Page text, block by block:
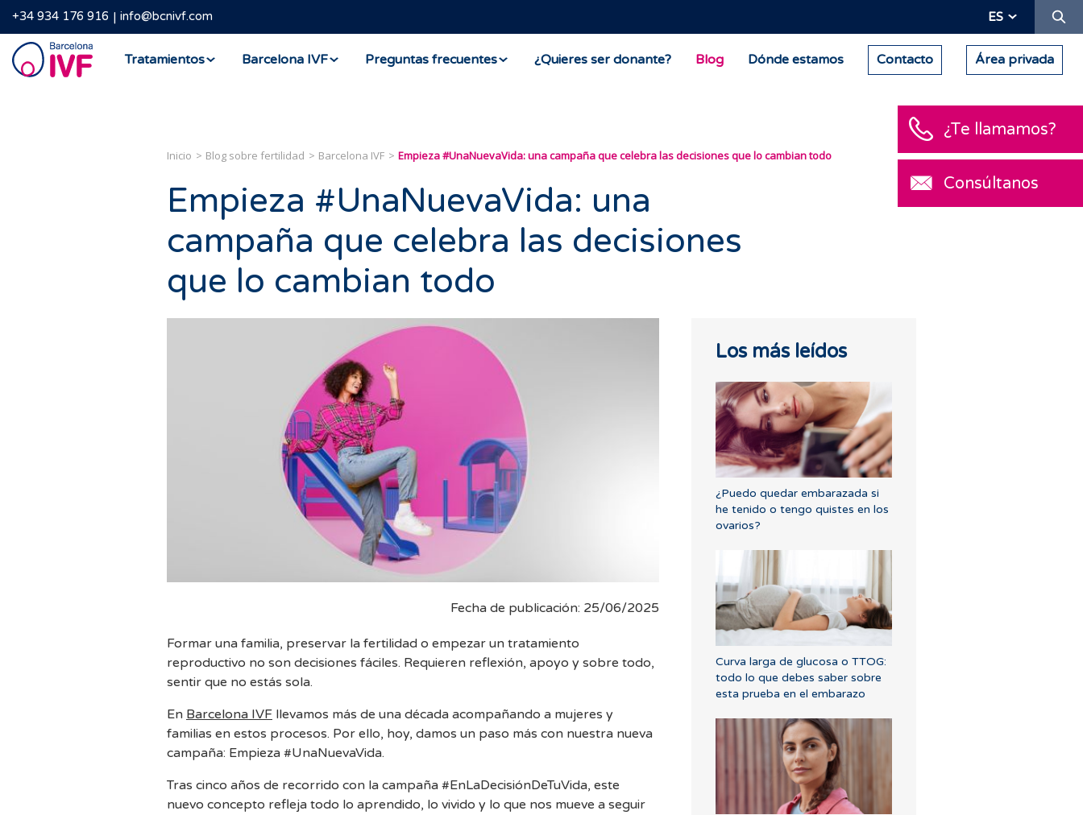
+34 934 176 916 info@bcnivf.com ES
Barcelona
IVF
Tratamientos Barcelona IVF Preguntas frecuentes ¿Quieres ser donante? Blog Dónde estamos Contacto Área privada
Inicio Blog sobre fertilidad Barcelona IVF Empieza #UnaNuevaVida: una campaña que celebra las decisiones que lo cambian todo
Empieza #UnaNuevaVida: una
campaña que celebra las decisiones
que lo cambian todo
Fecha de publicación: 25/06/2025
Formar una familia, preservar la fertilidad o empezar un tratamiento
reproductivo no son decisiones fáciles. Requieren reflexión, apoyo y sobre todo,
sentir que no estás sola.
En Barcelona IVF
familias en estos procesos. Por ello, hoy, damos un paso más con nuestra nueva
campaña: Empieza #UnaNuevaVida.
Tras cinco años de recorrido con la campaña #EnLaDecisiónDeTuVida, este
nuevo concepto refleja todo lo aprendido, lo vivido y lo que nos mueve a seguir
Los más leídos
¿Puedo quedar embarazada si
he tenido o tengo quistes en los
ovarios?
Curva larga de glucosa o TTOG:
todo lo que debes saber sobre
esta prueba en el embarazo
¿Te llamamos?
Consúltanos